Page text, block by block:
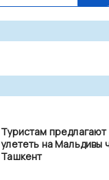
Туристам
улететь на Мальдивы
Ташкент